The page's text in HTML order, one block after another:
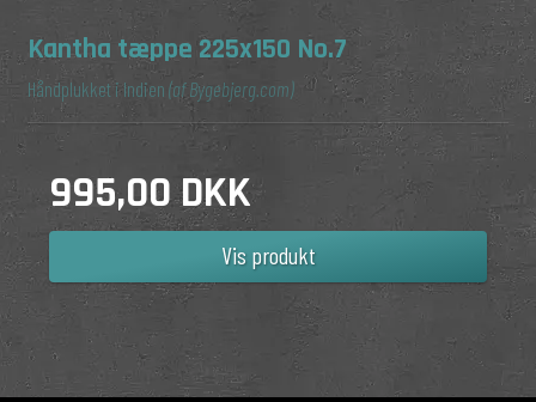
Kantha tæppe 225x150 No.7
Håndplukket i Indien(af Bygebjerg.com)
995,00 DKK
Vis produkt